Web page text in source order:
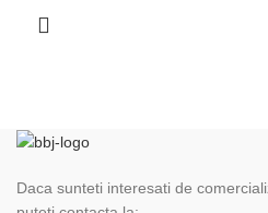
Daca sunteti interesati de